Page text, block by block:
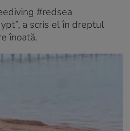
#redsea
a scris el în dreptul
înoată.